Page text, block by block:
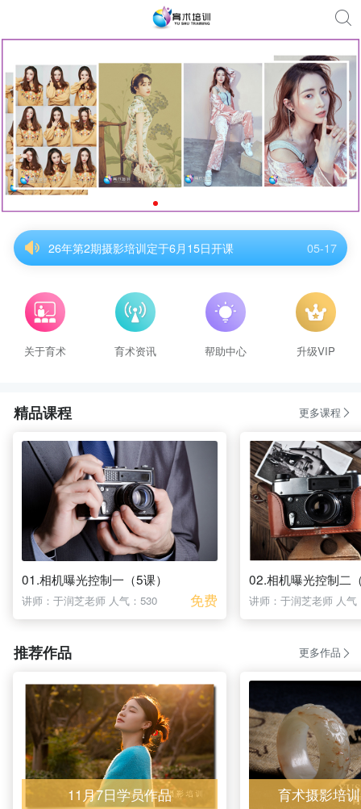
26年第2期摄影培训定于6月15日开课
05-17
26年第2期摄影培训定于6月15日开课
05-17
26年第2期摄影培训定于6月15日开课
05-17
26年第2期摄影培训定于6月15日开课
05-17
26年第2期摄影培训定于6月15日开课
05-17
关于育术 育术资讯 帮助中心 升级VIP
精品课程 更多课程
01.相机曝光控制一（5课）
讲师：于润芝老师 人气：530 免费
02.相机曝光控制二
讲师：于润芝老师 人气
推荐作品 更多作品
11月7日学员作品
育术摄影培